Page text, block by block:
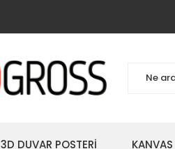
3D DUVAR POSTERİ